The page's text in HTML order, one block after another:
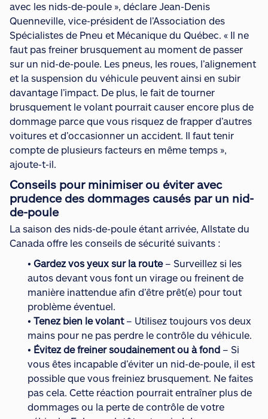
avec les nids-de-poule », déclare Jean-Denis
Quenneville, vice-président de l’Association des
Spécialistes de Pneu et Mécanique du Québec. « Il ne
faut pas freiner brusquement au moment de passer
sur un nid-de-poule. Les pneus, les roues, l’alignement
et la suspension du véhicule peuvent ainsi en subir
davantage l’impact. De plus, le fait de tourner
brusquement le volant pourrait causer encore plus de
dommage parce que vous risquez de frapper d’autres
voitures et d’occasionner un accident. Il faut tenir
compte de plusieurs facteurs en même temps »,
ajoute-t-il.
Conseils pour minimiser ou éviter avec
prudence des dommages causés par un nid-
de-poule
La saison des nids-de-poule étant arrivée, Allstate du
Canada offre les conseils de sécurité suivants :
• Gardez vos yeux sur la route– Surveillez si les
autos devant vous font un virage ou freinent de
manière inattendue afin d’être prêt(e) pour tout
problème éventuel.
• Tenez bien le volant– Utilisez toujours vos deux
mains pour ne pas perdre le contrôle du véhicule.
• Évitez de freiner soudainement ou à fond – Si
vous êtes incapable d’éviter un nid-de-poule, il est
possible que vous freiniez brusquement. Ne faites
pas cela. Cette réaction pourrait entraîner plus de
dommages ou la perte de contrôle de votre